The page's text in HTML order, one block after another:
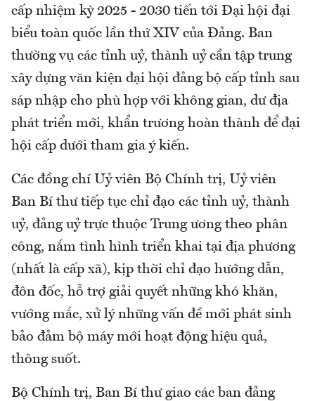
cấp nhiệm kỳ 2025 - 2030 tiến tới Đại hội đại
biểu toàn quốc lần thứ XIV của Đảng. Ban
thường vụ các tỉnh uỷ, thành uỷ cần tập trung
xây dựng văn kiện đại hội đảng bộ cấp tỉnh sau
sáp nhập cho phù hợp với không gian, dư địa
phát triển mới, khẩn trương hoàn thành để đại
hội cấp dưới tham gia ý kiến.
Các đồng chí Uỷ viên Bộ Chính trị, Uỷ viên
Ban Bí thư tiếp tục chỉ đạo các tỉnh uỷ, thành
uỷ, đảng uỷ trực thuộc Trung ương theo phân
công, nắm tình hình triển khai tại địa phương
(nhất là cấp xã), kịp thời chỉ đạo hướng dẫn,
đôn đốc, hỗ trợ giải quyết những khó khăn,
vướng mắc, xử lý những vấn đề mới phát sinh
bảo đảm bộ máy mới hoạt động hiệu quả,
thông suốt.
Bộ Chính trị, Ban Bí thư giao các ban đảng